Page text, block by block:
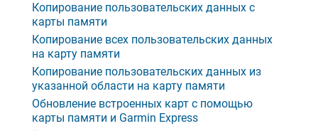
Копирование пользовательских данных с
карты памяти
Копирование всех пользовательских данных
на карту памяти
Копирование пользовательских данных из
указанной области на карту памяти
Обновление встроенных карт с помощью
карты памяти и Garmin Express